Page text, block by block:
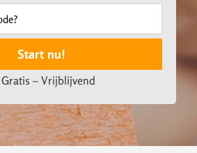
Start nu!
– Vrijblijvend